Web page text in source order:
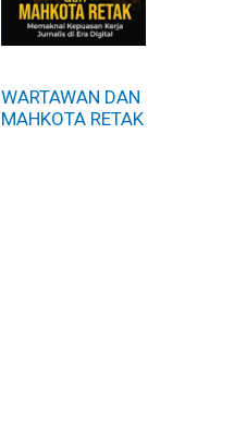
WARTAWAN DAN
MAHKOTA RETAK